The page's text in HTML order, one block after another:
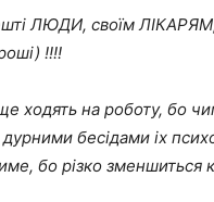
ЛЮДИ, своїм ЛІКАРЯМ,
!!!!
ходять на роботу, бо
бесідами іх
бо різко зменшиться